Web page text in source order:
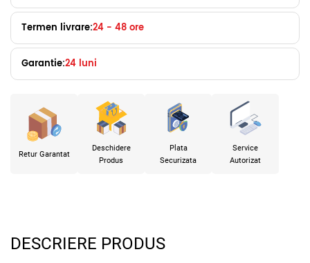
Termen livrare:24 - 48 ore
Garantie:24 luni
Retur Garantat
Deschidere
Produs
Plata
Securizata
Service
Autorizat
DESCRIERE PRODUS